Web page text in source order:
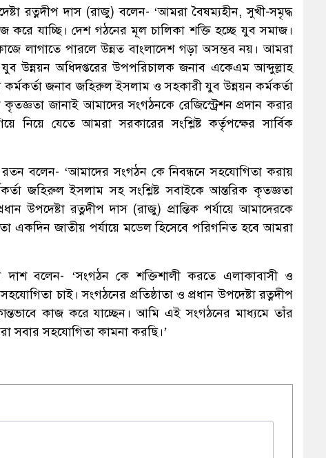
রত্নদীপ দাস (রাজু) বলেন- ‘আমরা বৈষম্যহীন, সুখী-সমৃদ্ধ
করে যাচ্ছি। দেশ গঠনের মূল চালিকা শক্তি হচ্ছে যুব সমাজ।
লাগাতে পারলে উন্নত বাংলাদেশ গড়া অসম্ভব নয়। আমরা
উন্নয়ন অধিদপ্তরের উপপরিচালক জনাব একেএম আব্দুল্লাহ
জনাব জহিরুল ইসলাম ও সহকারী যুব উন্নয়ন কর্মকর্তা
জানাই আমাদের সংগঠনকে রেজিস্ট্রেশন প্রদান করার
নিয়ে যেতে আমরা সরকারের সংশ্লিষ্ট কর্তৃপক্ষের সার্বিক
বলেন- ‘আমাদের সংগঠন কে নিবন্ধনে সহযোগিতা করায়
জহিরুল ইসলাম সহ সংশ্লিষ্ট সবাইকে আন্তরিক কৃতজ্ঞতা
উপদেষ্টা রত্নদীপ দাস (রাজু) প্রান্তিক পর্যায়ে আমাদেরকে
একদিন জাতীয় পর্যায়ে মডেল হিসেবে পরিগনিত হবে আমরা
দাশ বলেন- ‘সংগঠন কে শক্তিশালী করতে এলাকাবাসী ও
চাই। সংগঠনের প্রতিষ্ঠাতা ও প্রধান উপদেষ্টা রত্নদীপ
কাজ করে যাচ্ছেন। আমি এই সংগঠনের মাধ্যমে তাঁর
সবার সহযোগিতা কামনা করছি।’